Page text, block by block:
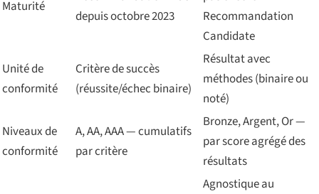
Maturité
depuis octobre 2023
Recommandation
Candidate
Unité de
conformité
Critère de succès
(réussite/échec binaire)
Résultat avec
méthodes (binaire ou
noté)
Niveaux de
conformité
A, AA, AAA — cumulatifs
par critère
Bronze, Argent, Or —
par score agrégé des
résultats
Agnostique au